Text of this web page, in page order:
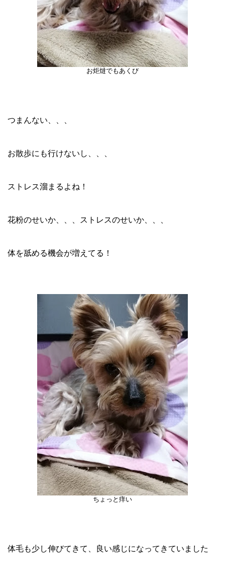
お炬燵でもあくび
つまんない、、、
お散歩にも行けないし、、、
ストレス溜まるよね！
花粉のせいか、、、ストレスのせいか、、、
体を舐める機会が増えてる！
ちょっと痒い
体毛も少し伸びてきて、良い感じになってきていました